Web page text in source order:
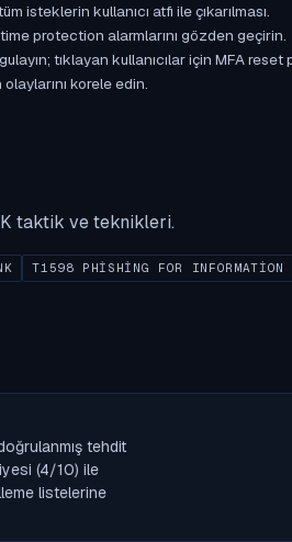
isteklerin kullanıcı atfı ile çıkarılması.
protection alarmlarını gözden geçirin.
tıklayan kullanıcılar için MFA reset
korele edin.
taktik ve teknikleri.
T1598 PHISHING FOR INFORMATION
tehdit
(4/10) ile
listelerine